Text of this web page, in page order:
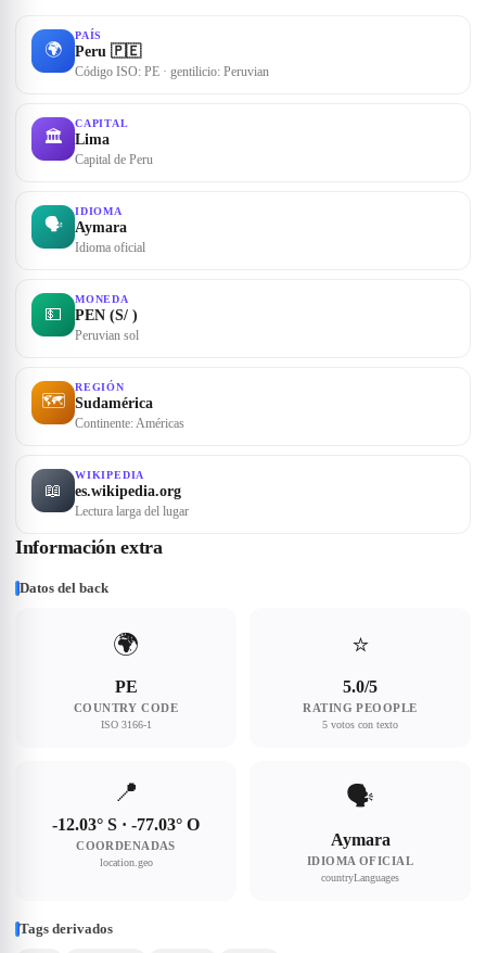
🌍
PAÍS
Peru 🇵🇪
Código ISO: PE · gentilicio: Peruvian
🏛
CAPITAL
Lima
Capital de Peru
🗣
IDIOMA
Aymara
Idioma oficial
💵
MONEDA
PEN (S/ )
Peruvian sol
🗺
REGIÓN
Sudamérica
Continente: Américas
📖
WIKIPEDIA
es.wikipedia.org
Lectura larga del lugar
Información extra
Datos del back
🌍
PE
COUNTRY CODE
ISO 3166-1
⭐
5.0/5
RATING PEOOPLE
5 votos con texto
📍
-12.03° S · -77.03° O
COORDENADAS
location.geo
🗣
Aymara
IDIOMA OFICIAL
countryLanguages
Tags derivados